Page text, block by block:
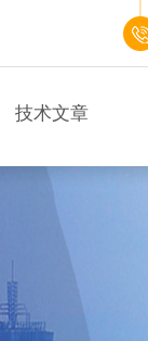
技术文章